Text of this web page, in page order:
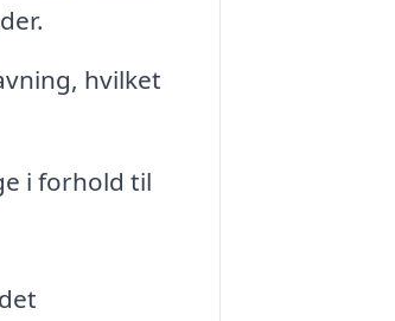
hvilket
i forhold til